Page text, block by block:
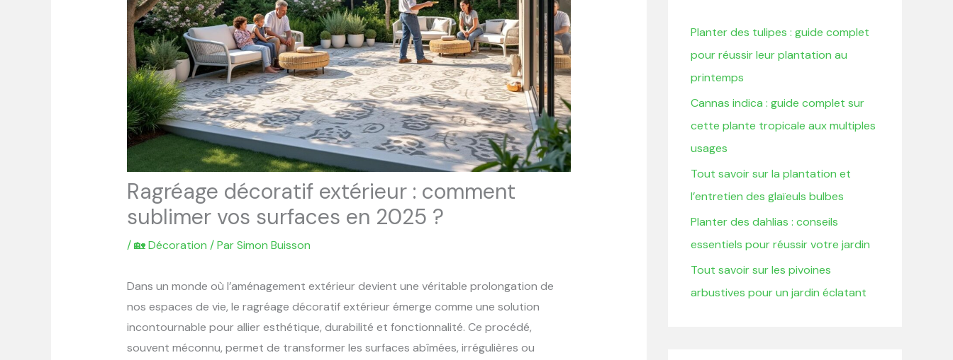
Ragréage décoratif extérieur : comment
sublimer vos surfaces en 2025 ?
/🏡 Décoration / ParSimon Buisson
Dans un monde où l’aménagement extérieur devient une véritable prolongation de
nos espaces de vie, le ragréage décoratif extérieur émerge comme une solution
incontournable pour allier esthétique, durabilité et fonctionnalité. Ce procédé,
souvent méconnu, permet de transformer les surfaces abîmées, irrégulières ou
c
h
e
r
:
Planter des tulipes : guide complet
pour réussir leur plantation au
printemps
Cannas indica : guide complet sur
cette plante tropicale aux multiples
usages
Tout savoir sur la plantation et
l’entretien des glaïeuls bulbes
Planter des dahlias : conseils
essentiels pour réussir votre jardin
Tout savoir sur les pivoines
arbustives pour un jardin éclatant